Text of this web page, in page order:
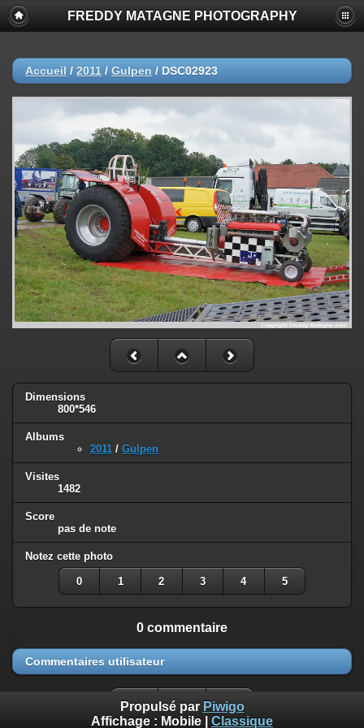
FREDDY MATAGNE PHOTOGRAPHY
Accueil / 2011 / Gulpen / DSC02923
Dimensions
800*546
Albums
2011 / Gulpen
Visites
1482
Score
pas de note
Notez cette photo
0 1 2 3 4 5
0 commentaire
Commentaires utilisateur
Propulsé par Piwigo
Affichage : Mobile Classique